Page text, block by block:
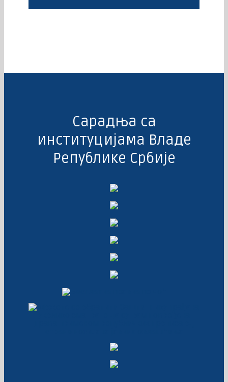
Сарадња са
институцијама Владе
Републике Србије